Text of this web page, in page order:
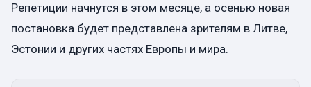
Репетиции начнутся в этом месяце, а осенью новая
постановка будет представлена зрителям в Литве,
Эстонии и других частях Европы и мира.